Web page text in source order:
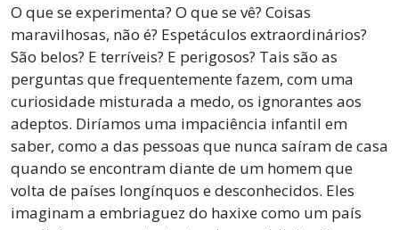
O que se experimenta? O que se vê? Coisas
maravilhosas, não é? Espetáculos extraordinários?
São belos? E terríveis? E perigosos? Tais são as
perguntas que frequentemente fazem, com uma
curiosidade misturada a medo, os ignorantes aos
adeptos. Diríamos uma impaciência infantil em
saber, como a das pessoas que nunca saíram de casa
quando se encontram diante de um homem que
volta de países longínquos e desconhecidos. Eles
imaginam a embriaguez do haxixe como um país